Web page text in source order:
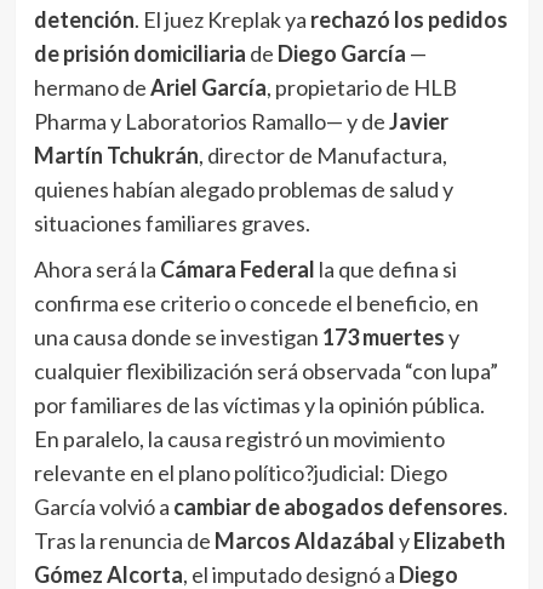
detención. El juez Kreplak ya rechazó los pedidos
de prisión domiciliaria de Diego García —
hermano deAriel García, propietario de HLB
Pharma y Laboratorios Ramallo— y deJavier
Martín Tchukrán, director de Manufactura,
quienes habían alegado problemas de salud y
situaciones familiares graves.
Ahora será la Cámara Federal la que defina si
confirma ese criterio o concede el beneficio, en
una causa donde se investigan 173 muertesy
cualquier flexibilización será observada “con lupa”
por familiares de las víctimas y la opinión pública.
En paralelo, la causa registró un movimiento
relevante en el plano político?judicial: Diego
García volvió a cambiar de abogados defensores.
Tras la renuncia de Marcos AldazábalyElizabeth
Gómez Alcorta, el imputado designó a Diego